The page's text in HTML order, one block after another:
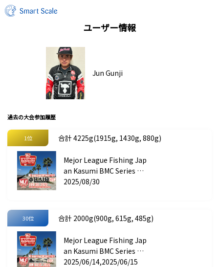
ユーザー情報
Jun Gunji
過去の大会参加履歴
1位 合計 4225g(1915g, 1430g, 880g)
Mejor League Fishing Jap
an Kasumi BMC Series ST
AGE 4 RAID JAPAN CUP
2025/08/30
30位 合計 2000g(900g, 615g, 485g)
Mejor League Fishing Jap
an Kasumi BMC Series ST
AGE 3 HIDEUP CUP
2025/06/14,2025/06/15